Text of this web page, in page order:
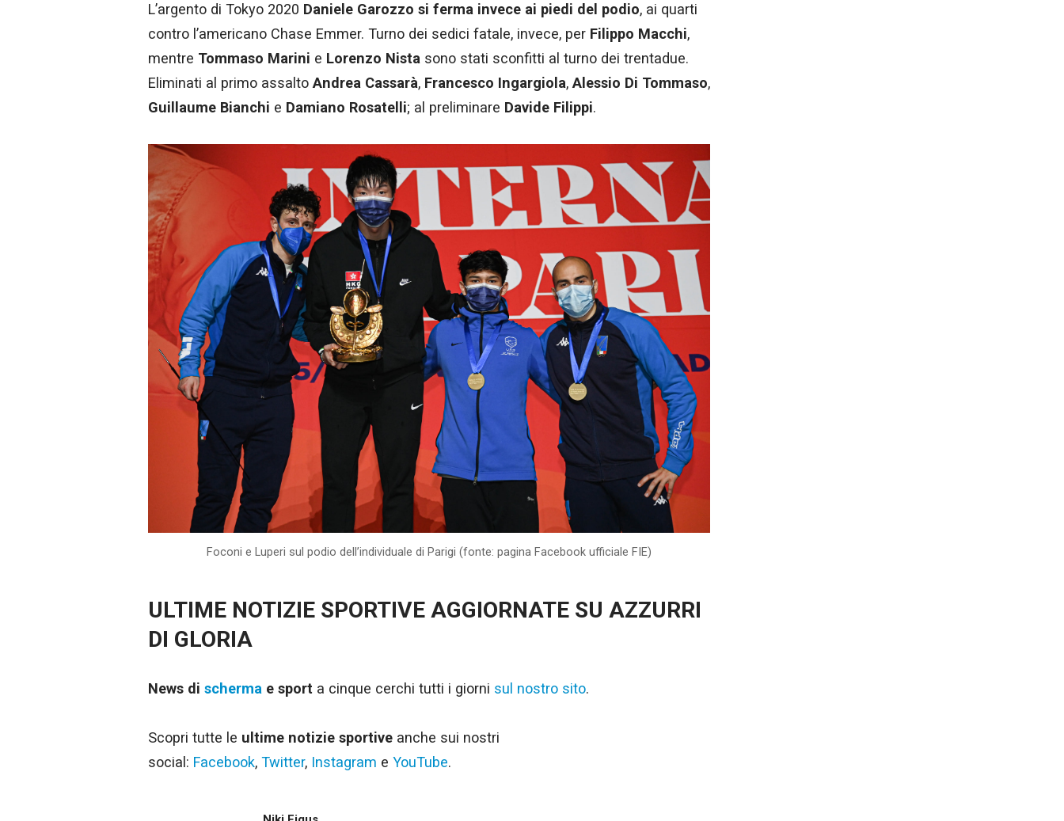
L’argento di Tokyo 2020 Daniele Garozzo si ferma invece ai piedi del podio, ai quarti
contro l’americano Chase Emmer. Turno dei sedici fatale, invece, per Filippo Macchi,
mentre Tommaso Marini e Lorenzo Nista sono stati sconfitti al turno dei trentadue.
Eliminati al primo assalto Andrea Cassarà, Francesco Ingargiola, Alessio Di Tommaso,
Guillaume Bianchi e Damiano Rosatelli; al preliminare Davide Filippi.
Foconi e Luperi sul podio dell’individuale di Parigi (fonte: pagina Facebook ufficiale FIE)
ULTIME NOTIZIE SPORTIVE AGGIORNATE SU AZZURRI
DI GLORIA
News di scherma e sport a cinque cerchi tutti i giorni sul nostro sito.
Scopri tutte le ultime notizie sportive anche sui nostri
social: Facebook, Twitter, Instagram e YouTube.